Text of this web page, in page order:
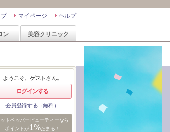
ヘルプ
マイページ
ン 美容クリニック
ようこそ、ゲストさん。
ログインする
会員登録する（無料）
ットペッパービューティーなら
ポイントが1%たまる！